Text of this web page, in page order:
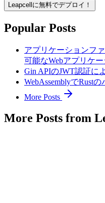
Leapcellに無料でデプロイ！
Popular Posts
アプリケーションフ
可能なWebアプリケ
Gin APIのJWT認証に
WebAssemblyでRust
More Posts
More Posts from